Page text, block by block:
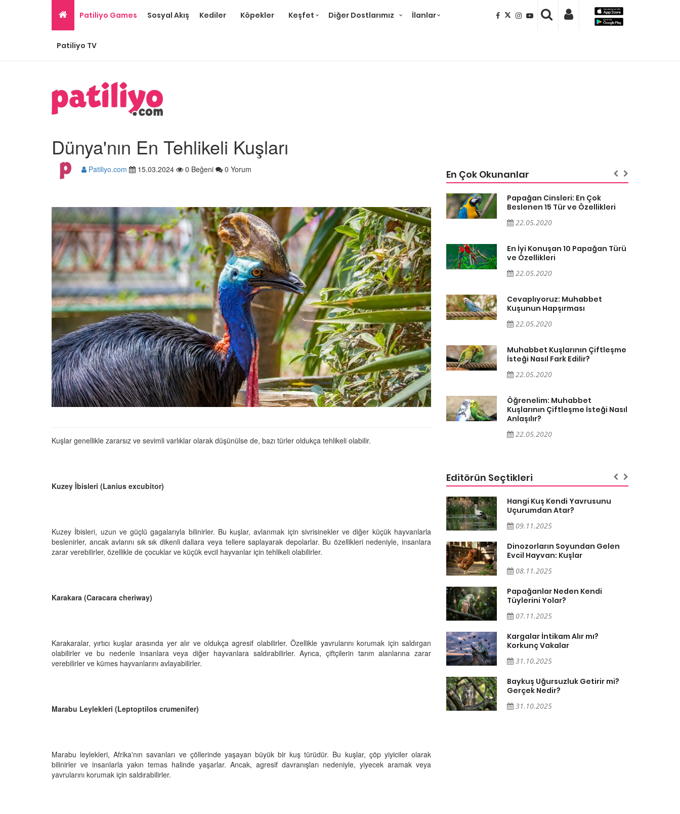
Patiliyo Games Sosyal Akış Kediler Köpekler Keşfet Diğer Dostlarımız İlanlar
Patiliyo TV
Dünya'nın En Tehlikeli Kuşları
Patiliyo.com 15.03.2024 0 Beğeni 0 Yorum
Kuşlar genellikle zararsız ve sevimli varlıklar olarak düşünülse de, bazı türler oldukça tehlikeli olabilir.
Kuzey İbisleri (Lanius excubitor)
Kuzey İbisleri, uzun ve güçlü gagalarıyla bilinirler. Bu kuşlar, avlanmak için sivrisinekler ve diğer küçük hayvanlarla
beslenirler, ancak avlarını sık sık dikenli dallara veya tellere saplayarak depolarlar. Bu özellikleri nedeniyle, insanlara
zarar verebilirler, özellikle de çocuklar ve küçük evcil hayvanlar için tehlikeli olabilirler.
Karakara (Caracara cheriway)
Karakaralar, yırtıcı kuşlar arasında yer alır ve oldukça agresif olabilirler. Özellikle yavrularını korumak için saldırgan
olabilirler ve bu nedenle insanlara veya diğer hayvanlara saldırabilirler. Ayrıca, çiftçilerin tarım alanlarına zarar
verebilirler ve kümes hayvanlarını avlayabilirler.
Marabu Leylekleri (Leptoptilos crumenifer)
Marabu leylekleri, Afrika'nın savanları ve çöllerinde yaşayan büyük bir kuş türüdür. Bu kuşlar, çöp yiyiciler olarak
bilinirler ve insanlarla yakın temas halinde yaşarlar. Ancak, agresif davranışları nedeniyle, yiyecek aramak veya
yavrularını korumak için saldırabilirler.
En Çok Okunanlar
Beslenen 15 Tür ve Özellikleri
22.05.2020
En İyi Konuşan 10 Papağan Türü
ve Özellikleri
22.05.2020
Cevaplıyoruz: Muhabbet
Kuşunun Hapşırması
22.05.2020
Muhabbet Kuşlarının Çiftleşme
İsteği Nasıl Fark Edilir?
22.05.2020
Öğrenelim: Muhabbet
Kuşlarının Çiftleşme İsteği Nasıl
Beslenen 15 Tür ve Özellikleri
22.05.2020
En İyi Konuşan 10 Papağan Türü
ve Özellikleri
22.05.2020
Cevaplıyoruz: Muhabbet
Kuşunun Hapşırması
22.05.2020
Muhabbet Kuşlarının Çiftleşme
İsteği Nasıl Fark Edilir?
22.05.2020
Öğrenelim: Muhabbet
Kuşlarının Çiftleşme İsteği Nasıl
Papağan Cinsleri: En Çok
Beslenen 15 Tür ve Özellikleri
22.05.2020
En İyi Konuşan 10 Papağan Türü
ve Özellikleri
22.05.2020
Cevaplıyoruz: Muhabbet
Kuşunun Hapşırması
22.05.2020
Muhabbet Kuşlarının Çiftleşme
İsteği Nasıl Fark Edilir?
22.05.2020
Öğrenelim: Muhabbet
Kuşlarının Çiftleşme İsteği Nasıl
Anlaşılır?
22.05.2020
Editörün Seçtikleri
Kuşlarla
mı Evrildi?
Kartallar ve
03.10.2025
Güvercinler Neden Yön
Baykuşların Gece Görüşü:
Karga ve Kuzgunların Zekâsı:
Kuş Beyni Sandığınızdan Daha
Akıllı
Kilometrelik Yolculuğu
12.09.2025
Kuşlar ile İlgili Söylenmiş En
Hangi Kuş Kendi Yavrusunu
Uçurumdan Atar?
09.11.2025
Dinozorların Soyundan Gelen
Evcil Hayvan: Kuşlar
08.11.2025
Papağanlar Neden Kendi
Tüylerini Yolar?
07.11.2025
Kargalar İntikam Alır mı?
Korkunç Vakalar
31.10.2025
Baykuş Uğursuzluk Getirir mi?
Gerçek Nedir?
31.10.2025